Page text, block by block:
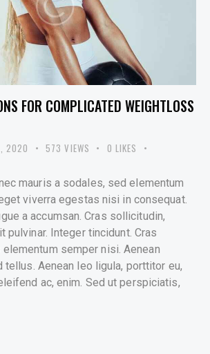
FOR COMPLICATED WEIGHTLOSS
2020 573 VIEWS 0 LIKES
mauris a sodales, sed elementum
viverra egestas nisi in consequat.
a accumsan. Cras sollicitudin,
pulvinar. Integer tincidunt. Cras
semper nisi. Aenean
Aenean leo ligula, porttitor eu,
ac, enim. Sed ut perspiciatis,